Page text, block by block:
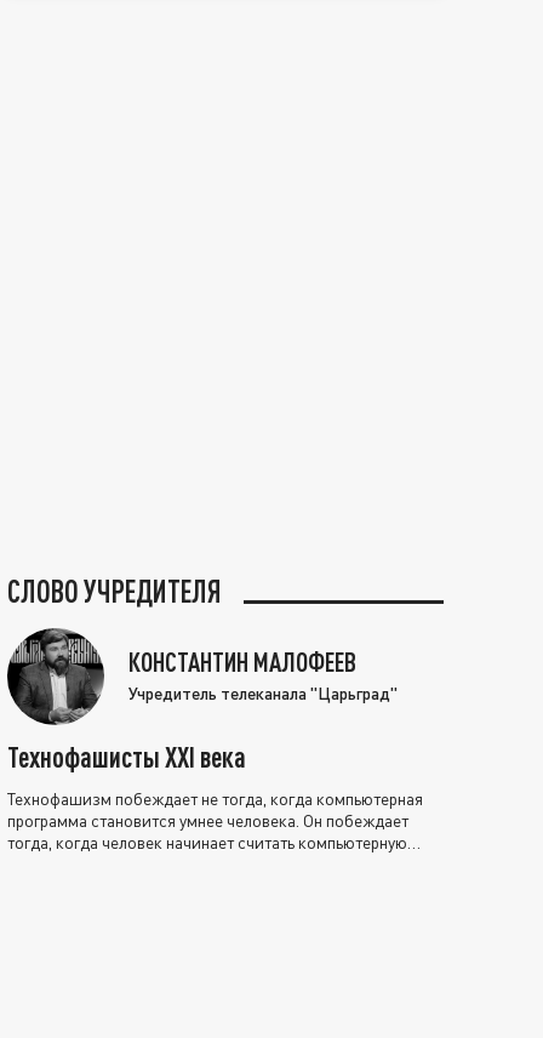
СЛОВО УЧРЕДИТЕЛЯ
КОНСТАНТИН МАЛОФЕЕВ
Учредитель телеканала "Царьград"
Технофашисты XXI века
Технофашизм побеждает не тогда, когда компьютерная
программа становится умнее человека. Он побеждает
тогда, когда человек начинает считать компьютерную